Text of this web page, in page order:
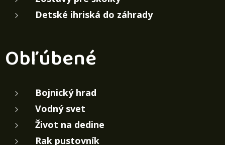
Detské ihriská do záhrady
Obľúbené
Bojnický hrad
Vodný svet
Život na dedine
Rak pustovník